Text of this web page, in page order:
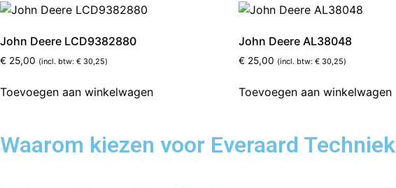
John Deere LCD9382880
€ 25,00 (incl. btw: € 30,25)
Toevoegen aan winkelwagen
John Deere AL38048
€ 25,00 (incl. btw: € 30,25)
Toevoegen aan winkelwagen
Waarom kiezen voor Everaard Techniek